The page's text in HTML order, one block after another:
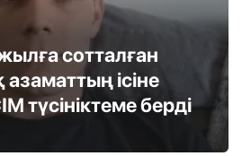
сотталған
ісіне
түсініктеме берді